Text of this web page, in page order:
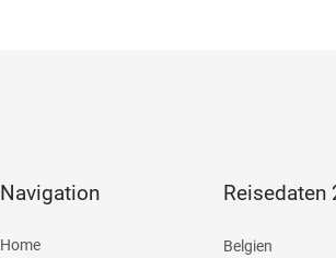
Navigation
Home
Reisedaten
Belgien